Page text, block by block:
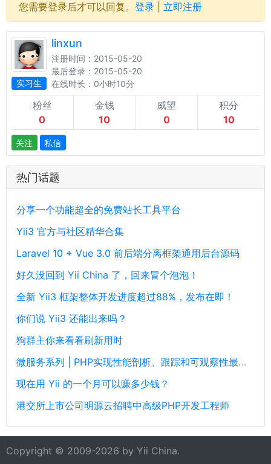
您需要登录后才可以回复。 登录 立即注册
实习生
linxun
注册时间：2015-05-20
最后登录：2015-05-20
在线时长：0小时10分
粉丝
0
金钱
10
威望
0
积分
10
关注 私信
热门话题
分享一个功能超全的免费站长工具平台
Yii3 官方与社区精华合集
Laravel 10 + Vue 3.0 前后端分离框架通用后台源码
好久没回到 Yii China 了，回来冒个泡泡！
全新 Yii3 框架整体开发进度超过88%，发布在即！
你们说 Yii3 还能出来吗？
狗群主你来看看刷新用时
微服务系列 | PHP实现性能剖析、跟踪和可观察性最佳实践
现在用 Yii 的一个月可以赚多少钱？
港交所上市公司明源云招聘中高级PHP开发工程师
Copyright © 2009-2026 by Yii China.